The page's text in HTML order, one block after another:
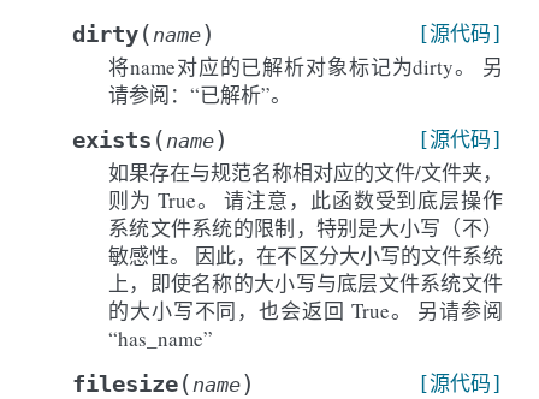
dirty( name) [源代码]
将name对应的已解析对象标记为dirty。 另
请参阅：“已解析”。
exists ( name) [源代码]
如果存在与规范名称相对应的文件/文件夹，
则为 True。 请注意，此函数受到底层操作
系统文件系统的限制，特别是大小写（不）
敏感性。 因此，在不区分大小写的文件系统
上，即使名称的大小写与底层文件系统文件
的大小写不同，也会返回 True。 另请参阅
“has_name”
filesize( name) [源代码]